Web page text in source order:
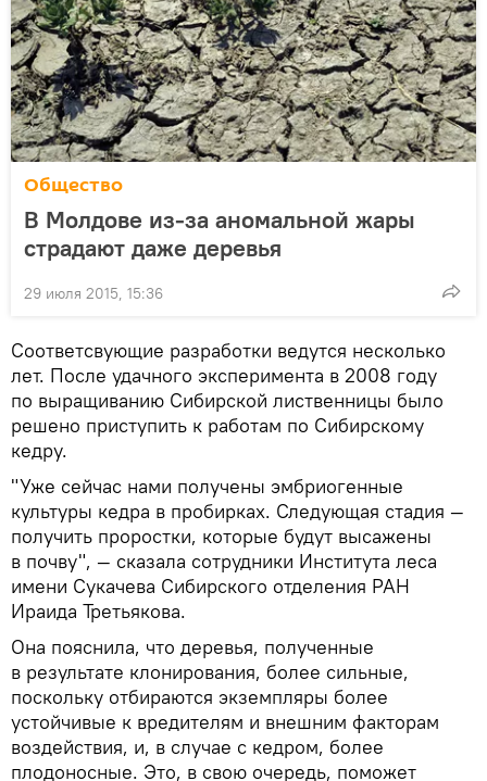
Общество
В Молдове из-за аномальной жары
страдают даже деревья
29 июля 2015, 15:36
Соответсвующие разработки ведутся несколько
лет. После удачного эксперимента в 2008 году
по выращиванию Сибирской лиственницы было
решено приступить к работам по Сибирскому
кедру.
"Уже сейчас нами получены эмбриогенные
культуры кедра в пробирках. Следующая стадия —
получить проростки, которые будут высажены
в почву", — сказала сотрудники Института леса
имени Сукачева Сибирского отделения РАН
Ираида Третьякова.
Она пояснила, что деревья, полученные
в результате клонирования, более сильные,
поскольку отбираются экземпляры более
устойчивые к вредителям и внешним факторам
воздействия, и, в случае с кедром, более
плодоносные. Это, в свою очередь, поможет